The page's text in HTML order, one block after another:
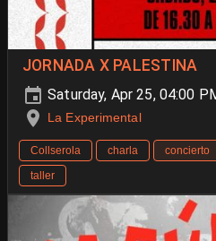
JORNADA X PALESTINA
Saturday, Apr 25, 04:00
La Experimental
Collserola charla concierto
taller